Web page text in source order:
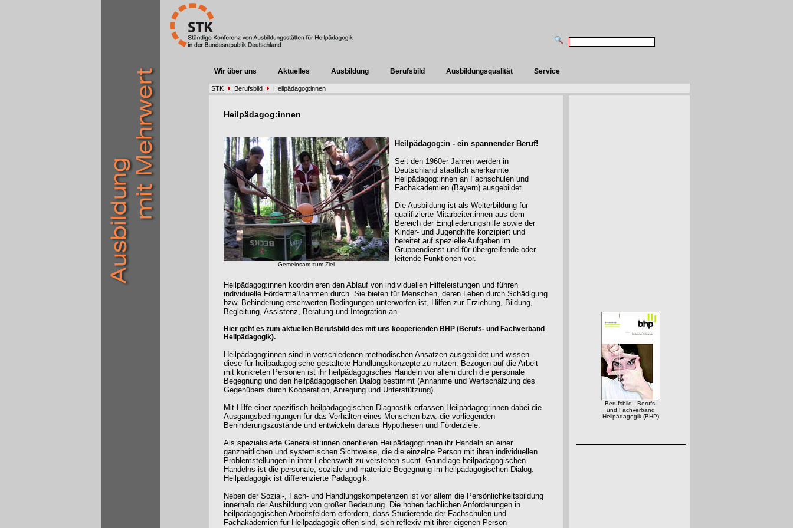
Wir über uns Aktuelles Ausbildung Berufsbild Ausbildungsqualität Service
STK Berufsbild Heilpädagog:innen
Heilpädagog:innen
Gemeinsam zum Ziel
Heilpädagog:in - ein spannender Beruf!
Seit den 1960er Jahren werden in
Deutschland staatlich anerkannte
Heilpädagog:innen an Fachschulen und
Fachakademien (Bayern) ausgebildet.
Die Ausbildung ist als Weiterbildung für
qualifizierte Mitarbeiter:innen aus dem
Bereich der Eingliederungshilfe sowie der
Kinder- und Jugendhilfe konzipiert und
bereitet auf spezielle Aufgaben im
Gruppendienst und für übergreifende oder
leitende Funktionen vor.
Heilpädagog:innen koordinieren den Ablauf von individuellen Hilfeleistungen und führen
individuelle Fördermaßnahmen durch. Sie bieten für Menschen, deren Leben durch Schädigung
bzw. Behinderung erschwerten Bedingungen unterworfen ist, Hilfen zur Erziehung, Bildung,
Begleitung, Assistenz, Beratung und Integration an.
Hier geht es zum aktuellen Berufsbild des mit uns kooperienden BHP (Berufs- und Fachverband
Heilpädagogik).
Heilpädagog:innen sind in verschiedenen methodischen Ansätzen ausgebildet und wissen
diese für heilpädagogische gestaltete Handlungskonzepte zu nutzen. Bezogen auf die Arbeit
mit konkreten Personen ist ihr heilpädagogisches Handeln vor allem durch die personale
Begegnung und den heilpädagogischen Dialog bestimmt (Annahme und Wertschätzung des
Gegenübers durch Kooperation, Anregung und Unterstützung).
Mit Hilfe einer spezifisch heilpädagogischen Diagnostik erfassen Heilpädagog:innen dabei die
Ausgangsbedingungen für das Verhalten eines Menschen bzw. die vorliegenden
Behinderungszustände und entwickeln daraus Hypothesen und Förderziele.
Als spezialisierte Generalist:innen orientieren Heilpädagog:innen ihr Handeln an einer
ganzheitlichen und systemischen Sichtweise, die die einzelne Person mit ihren individuellen
Problemstellungen in ihrer Lebenswelt zu verstehen sucht. Grundlage heilpädagogischen
Handelns ist die personale, soziale und materiale Begegnung im heilpädagogischen Dialog.
Heilpädagogik ist differenzierte Pädagogik.
Neben der Sozial-, Fach- und Handlungskompetenzen ist vor allem die Persönlichkeitsbildung
innerhalb der Ausbildung von großer Bedeutung. Die hohen fachlichen Anforderungen in
heilpädagogischen Arbeitsfeldern erfordern, dass Studierende der Fachschulen und
Fachakademien für Heilpädagogik offen sind, sich reflexiv mit ihrer eigenen Person
Berufsbild - Berufs-
und Fachverband
Heilpädagogik (BHP)